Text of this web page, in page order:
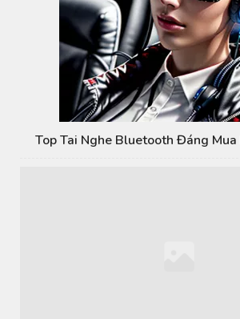
Top Tai Nghe Bluetooth Đáng Mua